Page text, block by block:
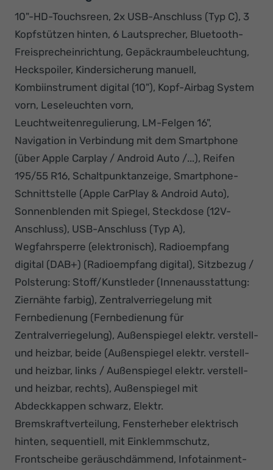
10"-HD-Touchsreen, 2x USB-Anschluss (Typ C), 3
Kopfstützen hinten, 6 Lautsprecher, Bluetooth-
Freisprecheinrichtung, Gepäckraumbeleuchtung,
Heckspoiler, Kindersicherung manuell,
Kombiinstrument digital (10"), Kopf-Airbag System
vorn, Leseleuchten vorn,
Leuchtweitenregulierung, LM-Felgen 16",
Navigation in Verbindung mit dem Smartphone
(über Apple Carplay / Android Auto /...), Reifen
195/55 R16, Schaltpunktanzeige, Smartphone-
Schnittstelle (Apple CarPlay & Android Auto),
Sonnenblenden mit Spiegel, Steckdose (12V-
Anschluss), USB-Anschluss (Typ A),
Wegfahrsperre (elektronisch), Radioempfang
digital (DAB+) (Radioempfang digital), Sitzbezug /
Polsterung: Stoff/Kunstleder (Innenausstattung:
Ziernähte farbig), Zentralverriegelung mit
Fernbedienung (Fernbedienung für
Zentralverriegelung), Außenspiegel elektr. verstell-
und heizbar, beide (Außenspiegel elektr. verstell-
und heizbar, links / Außenspiegel elektr. verstell-
und heizbar, rechts), Außenspiegel mit
Abdeckkappen schwarz, Elektr.
Bremskraftverteilung, Fensterheber elektrisch
hinten, sequentiell, mit Einklemmschutz,
Frontscheibe geräuschdämmend, Infotainment-